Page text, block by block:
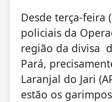
Desde terça-feira
policiais da
região da divisa
Pará,
Laranjal do Jari
estão os